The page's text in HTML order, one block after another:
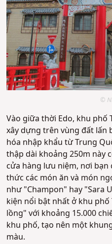
©
Vào giữa thời Edo, khu phố
xây dựng trên vùng đất lấn
hóa nhập khẩu từ Trung
thập dài khoảng 250m này
cửa hàng lưu niệm, nơi
thức các món ăn và món
như "Champon" hay "Sara
kiện nổi bật nhất ở khu phố
lồng" với khoảng 15.000
khu phố, tạo nên một
màu.